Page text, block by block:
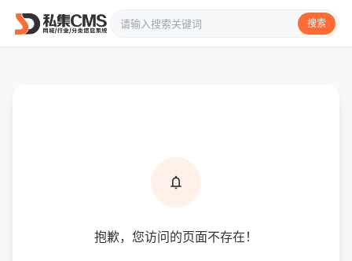
搜索
notifications
抱歉，您访问的页面不存在！